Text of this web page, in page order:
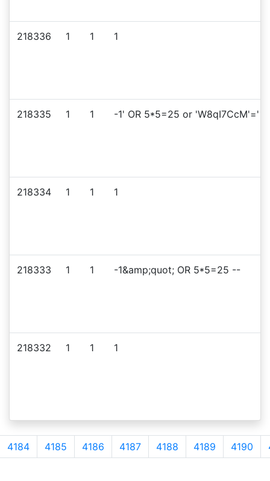
218336 1 1 1
218335 1 1 -1' OR 5*5=25 or 'W8qI7CcM'='
218334 1 1 1
218333 1 1 -1&amp;quot; OR 5*5=25 --
218332 1 1 1
4184 4185 4186 4187 4188 4189 4190